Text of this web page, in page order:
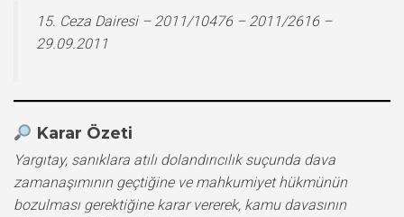
15. Ceza Dairesi – 2011/10476 – 2011/2616 –
29.09.2011
Karar Özeti
Yargıtay, sanıklara atılı dolandırıcılık suçunda dava
zamanaşımının geçtiğine ve mahkumiyet hükmünün
bozulması gerektiğine karar vererek, kamu davasının